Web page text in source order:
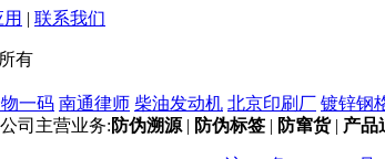
| 联系我们
有
一码 南通律师 柴油发动机 北京印刷厂 镀锌钢
公司主营业务: 防伪溯源| 防伪标签| 防窜货| 产品